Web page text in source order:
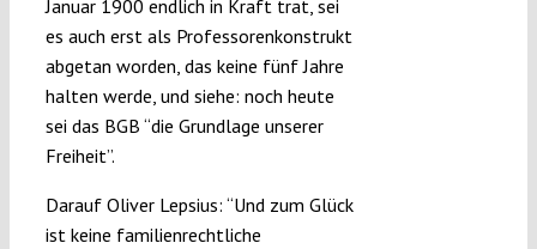
Januar 1900 endlich in Kraft trat, sei
es auch erst als Professorenkonstrukt
abgetan worden, das keine fünf Jahre
halten werde, und siehe: noch heute
sei das BGB “die Grundlage unserer
Freiheit”.
Darauf Oliver Lepsius: “Und zum Glück
ist keine familienrechtliche